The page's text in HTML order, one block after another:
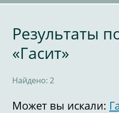
Результаты
«Гасит»
Найдено: 2
Может вы искали: